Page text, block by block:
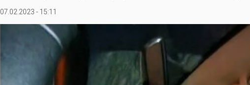
07.02.2023 - 15:11